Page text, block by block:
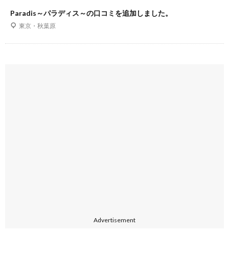
Paradis～パラディス～の口コミを追加しました。
東京・秋葉原
Advertisement